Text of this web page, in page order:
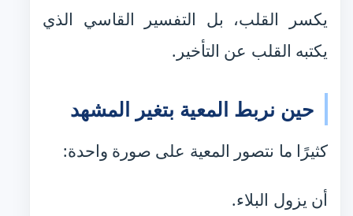
يكسر القلب، بل التفسير القاسي الذي
يكتبه القلب عن التأخير.
حين نربط المعية بتغير المشهد
كثيرًا ما نتصور المعية على صورة واحدة:
أن يزول البلاء.